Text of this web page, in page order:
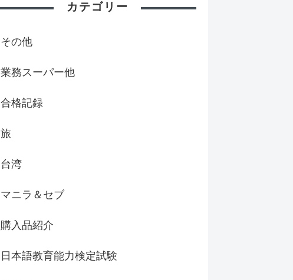
カテゴリー
その他
業務スーパー他
合格記録
旅
台湾
マニラ＆セブ
購入品紹介
日本語教育能力検定試験